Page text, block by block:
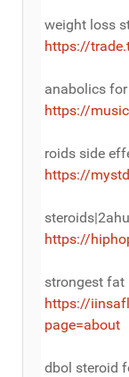
weight loss
https://
anabolics
https://
roids side
https://
https://
strongest fat
https://
page=about
dbol steroid